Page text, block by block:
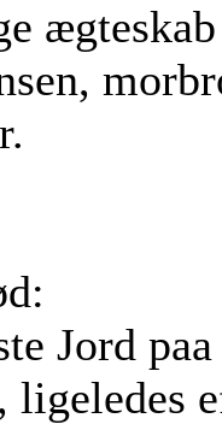
Jord
ligeledes